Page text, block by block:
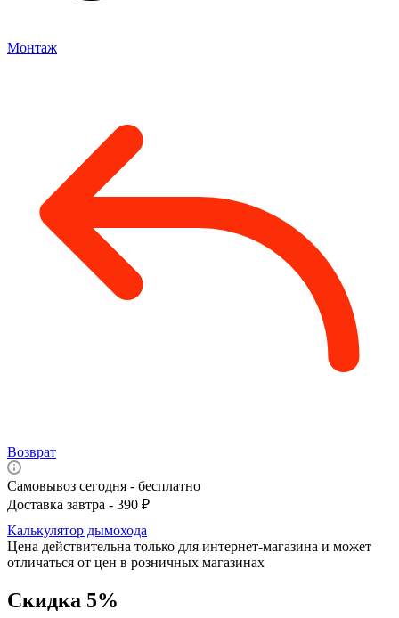
Монтаж
Возврат
Самовывоз сегодня - бесплатно
Доставка завтра - 390 ₽
Калькулятор дымохода
Цена действительна только для интернет-магазина и может
отличаться от цен в розничных магазинах
Скидка 5%